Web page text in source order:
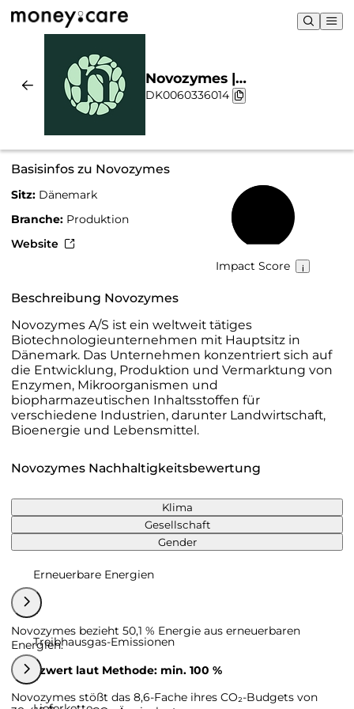
Novozymes |
Nachhaltigkeit & Chart
DK0060336014
Basisinfos zu Novozymes
Sitz: Dänemark
Branche: Produktion
Website
Impact Score
Beschreibung Novozymes
Novozymes A/S ist ein weltweit tätiges
Biotechnologieunternehmen mit Hauptsitz in
Dänemark. Das Unternehmen konzentriert sich auf
die Entwicklung, Produktion und Vermarktung von
Enzymen, Mikroorganismen und
biopharmazeutischen Inhaltsstoffen für
verschiedene Industrien, darunter Landwirtschaft,
Bioenergie und Lebensmittel.
Novozymes Nachhaltigkeitsbewertung
Klima
Gesellschaft
Gender
Erneuerbare Energien
Novozymes bezieht 50,1 % Energie aus erneuerbaren
Energien.
Grenzwert laut Methode: min. 100 %
Treibhausgas-Emissionen
Novozymes stößt das 8,6-Fache ihres CO₂-Budgets von